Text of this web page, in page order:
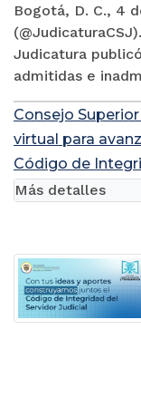
Bogotá, D. C., 4
Judicatura
admitidas e
Consejo
virtual para
Código de
Más detalles